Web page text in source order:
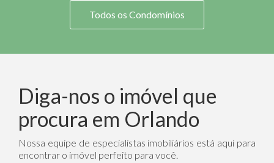
Todos os Condomínios
Diga-nos o imóvel que
procura em Orlando
Nossa equipe de especialistas imobiliários está aqui para
encontrar o imóvel perfeito para você.